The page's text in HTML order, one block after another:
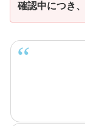
確認中につき、